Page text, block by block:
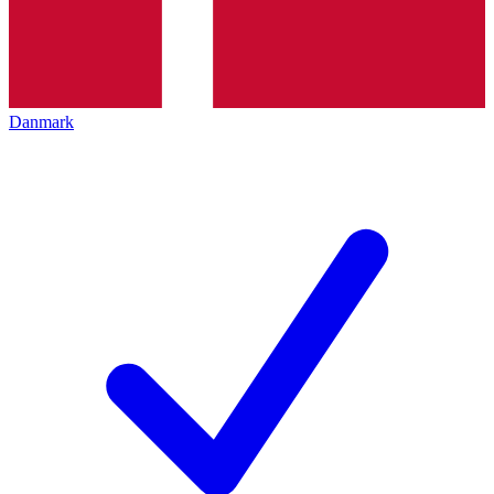
Danmark